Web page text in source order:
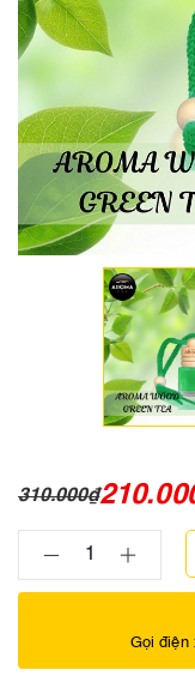
310.000₫
Gọi điện